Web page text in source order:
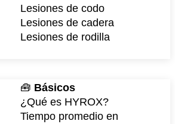
Lesiones de codo
Lesiones de cadera
Lesiones de rodilla
🧰 Básicos
¿Qué es HYROX?
Tiempo promedio en